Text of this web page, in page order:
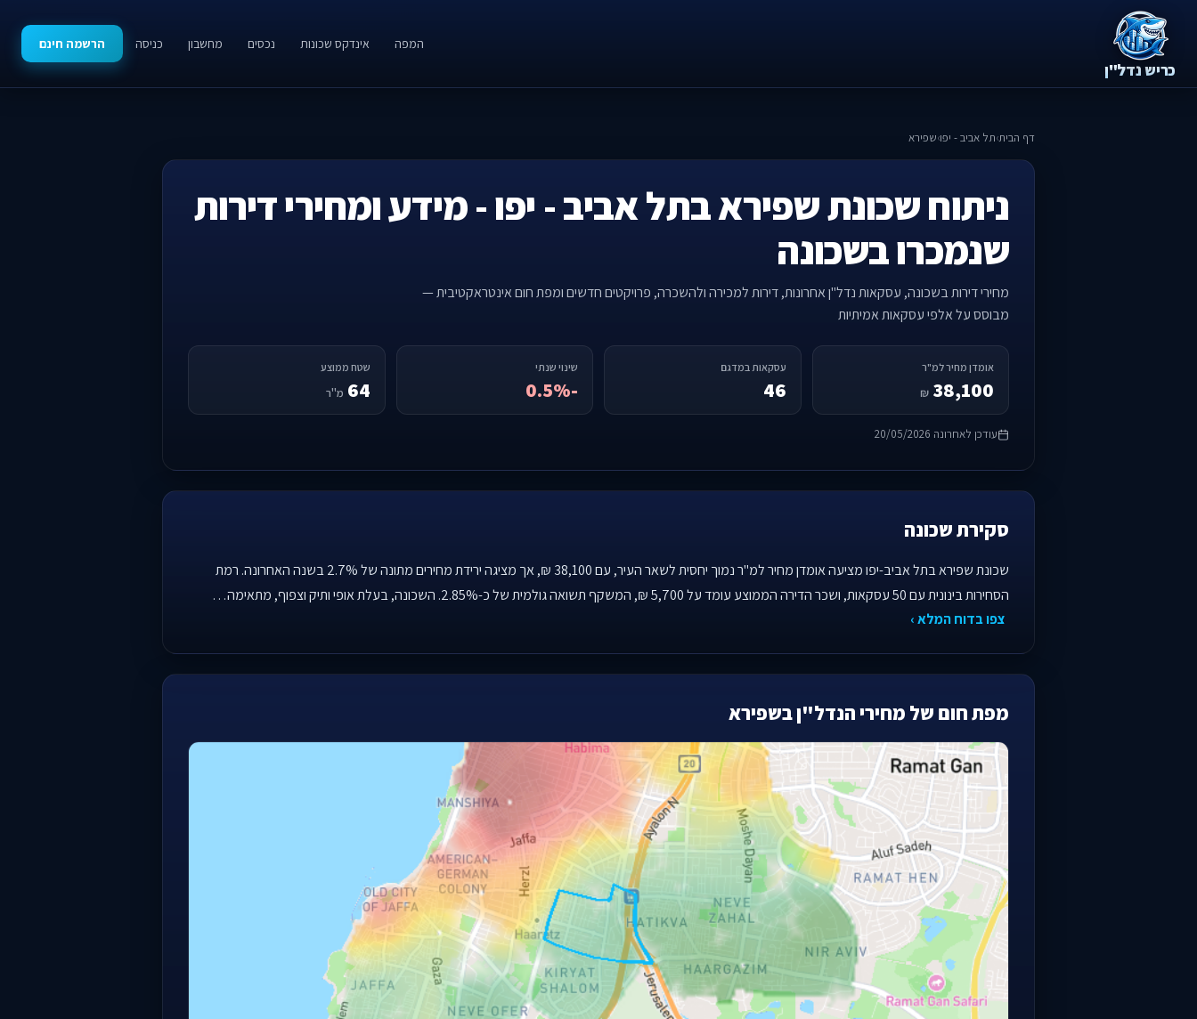
כריש נדל"ן
המפה אינדקס שכונות נכסים מחשבון כניסה הרשמה חינם
דף הבית›תל אביב - יפו›שפירא
ניתוח שכונת שפירא בתל אביב - יפו - מידע ומחירי דירות
שנמכרו בשכונה
מחירי דירות בשכונה, עסקאות נדל"ן אחרונות, דירות למכירה ולהשכרה, פרויקטים חדשים ומפת חום אינטראקטיבית —
מבוסס על אלפי עסקאות אמיתיות
אומדן מחיר למ"ר
38,100
₪
עסקאות במדגם
46
שינוי שנתי
-0.5%
שטח ממוצע
64 מ"ר
עודכן לאחרונה 20/05/2026
סקירת שכונה
שכונת שפירא בתל אביב-יפו מציעה אומדן מחיר למ"ר נמוך יחסית לשאר העיר, עם 38,100 ₪, אך מציגה ירידת מחירים מתונה של 2.7% בשנה האחרונה. רמת
הסחירות בינונית עם 50 עסקאות, ושכר הדירה הממוצע עומד על 5,700 ₪, המשקף תשואה גולמית של כ-2.85%. השכונה, בעלת אופי ותיק וצפוף, מתאימה…
צפו בדוח המלא ›
מפת חום של מחירי הנדל"ן בשפירא